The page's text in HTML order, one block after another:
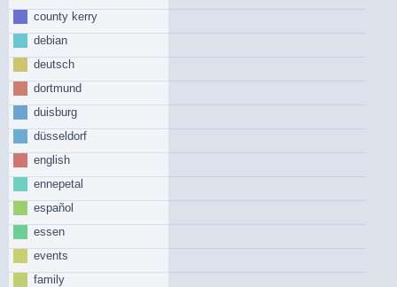
county kerry
debian
deutsch
dortmund
duisburg
düsseldorf
english
ennepetal
español
essen
events
family